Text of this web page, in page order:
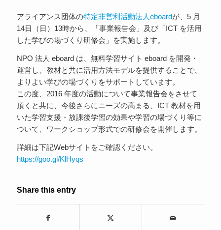
アライアンス団体の特定非営利活動法人eboardが、5 月
14日（日）13時から、「事業報告会」及び「ICT を活用
した学びの場づくり研修会」を実施します。
NPO 法人 eboard は、無料学習サイト eboard を開発・
運営し、教材と共に活用方法モデルを提供することで、
よりよい学びの場づくりをサポートしています。
この度、2016 年度の活動について事業報告会をさせて
頂くと共に、今後さらにニーズの高まる、ICT 教材を用
いた学習支援・放課後学習の効果や学習の場づくり等に
ついて、ワークショップ形式での研修会を開催します。
詳細は下記Webサイトをご確認ください。
https://goo.gl/KlHyqs
Share this entry